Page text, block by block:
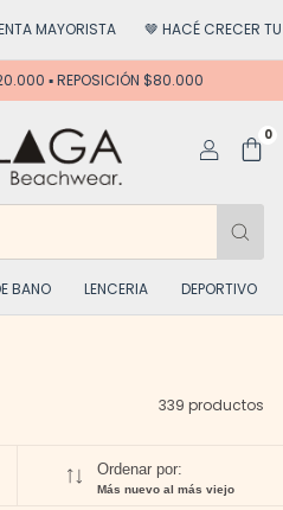
HACÉ CRECER TU NEGOCIO 🤎
▪️ REPOSICIÓN $80.000
0
BANO LENCERIA DEPORTIVO
339 productos
Ordenar por:
Más nuevo al más viejo